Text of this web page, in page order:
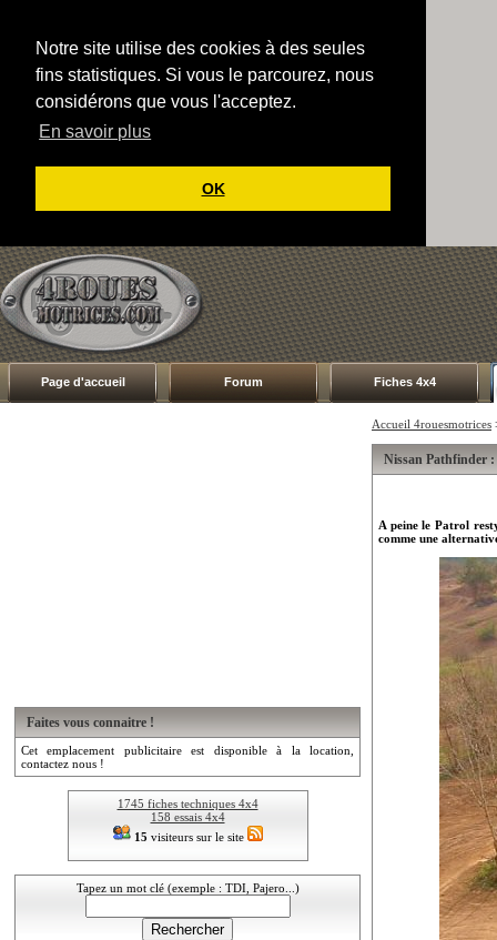
Notre site utilise des cookies à des seules
fins statistiques. Si vous le parcourez, nous
considérons que vous l'acceptez.
En savoir plus
OK
Page d'accueil Forum Fiches 4x4
Faites vous connaitre !
Cet emplacement publicitaire est disponible à la location,
contactez nous !
1745 fiches techniques 4x4
158 essais 4x4
15 visiteurs sur le site
Tapez un mot clé (exemple : TDI, Pajero...)
Accueil 4rouesmotrices
Nissan Pathfinder :
A peine le Patrol
comme une